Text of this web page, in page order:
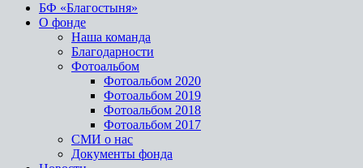
БФ «Благостыня»
О фонде
Наша команда
Благодарности
Фотоальбом
Фотоальбом 2020
Фотоальбом 2019
Фотоальбом 2018
Фотоальбом 2017
СМИ о нас
Документы фонда